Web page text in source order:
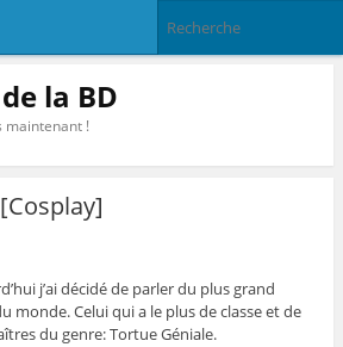
la BD
maintenant !
j’ai décidé de parler du plus grand
monde. Celui qui a le plus de classe et de
du genre: Tortue Géniale.